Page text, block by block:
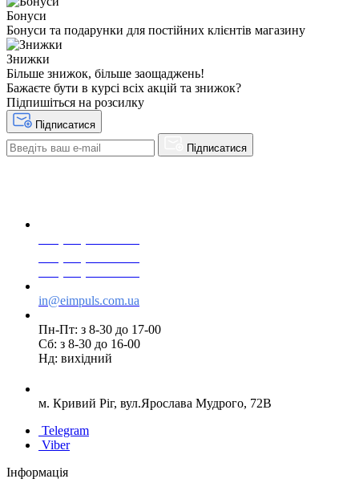
Бонуси
Бонуси та подарунки для постійних клієнтів магазину
Знижки
Більше знижок, більше заощаджень!
Бажаєте бути в курсі всіх акцій та знижок?
Підпишіться на розсилку
Підписатися
Підписатися
in@eimpuls.com.ua
Пн-Пт: з 8-30 до 17-00
Сб: з 8-30 до 16-00
Нд: вихідний
м. Кривий Ріг, вул.Ярослава Мудрого, 72В
Telegram
Viber
Інформація